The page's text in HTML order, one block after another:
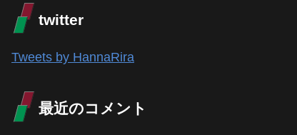
twitter
Tweets by HannaRira
最近のコメント